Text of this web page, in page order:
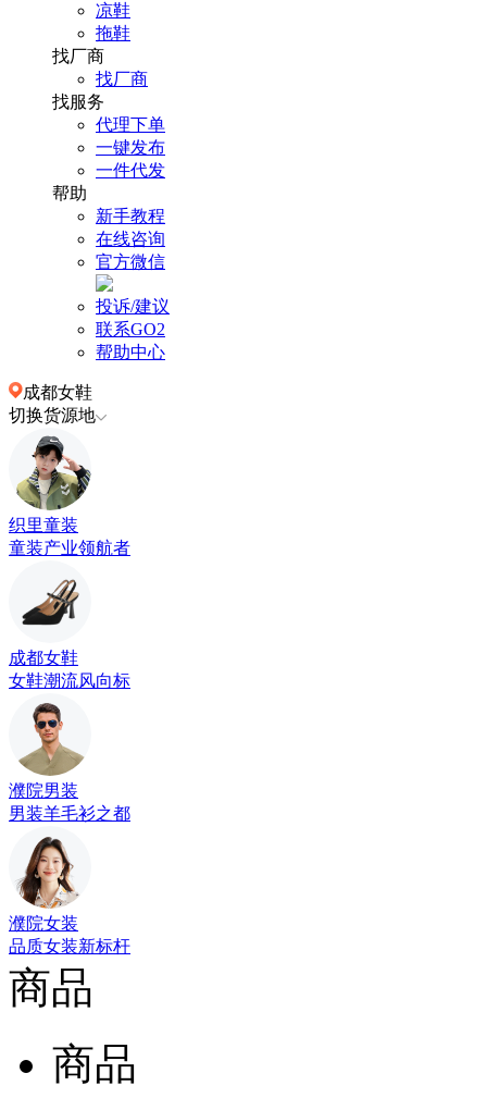
凉鞋
拖鞋
找厂商
找厂商
找服务
代理下单
一键发布
一件代发
帮助
新手教程
在线咨询
官方微信
投诉/建议
联系GO2
帮助中心
成都女鞋
切换货源地
织里童装
童装产业领航者
成都女鞋
女鞋潮流风向标
濮院男装
男装羊毛衫之都
濮院女装
品质女装新标杆
商品
商品